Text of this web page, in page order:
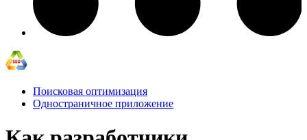
Поисковая оптимизация
Одностраничное приложение